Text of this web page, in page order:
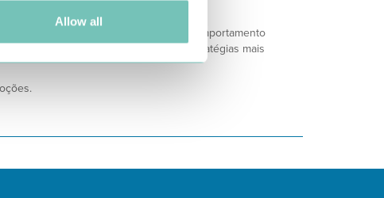
Allow all
indivíduo só consegue mudar um comportamento
para desenvolver um conjunto de estratégias mais